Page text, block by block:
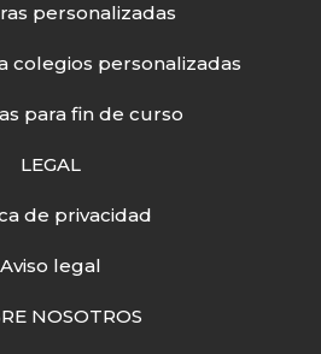
personalizadas
colegios personalizadas
para fin de curso
LEGAL
de privacidad
Aviso legal
NOSOTROS